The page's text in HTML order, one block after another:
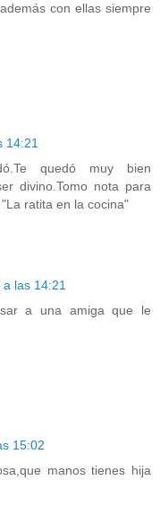
con ellas siempre
14:21
quedó muy bien
divino.Tomo nota para
ratita en la cocina"
a las 14:21
a una amiga que le
15:02
manos tienes hija